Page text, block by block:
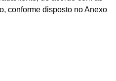
conforme disposto no Anexo